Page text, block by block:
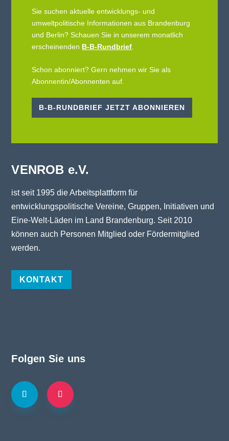
Sie suchen aktuelle entwicklungs- und
umweltpolitische Informationen aus Brandenburg
und Berlin? Schauen Sie in unserem monatlich
erscheinenden B-B-Rundbrief
Schon abonniert? Gern nehmen wir Sie als
Abonnentin/Abonnenten auf.
B-B-RUNDBRIEF JETZT ABONNIEREN
VENROB e.V.
ist seit 1995 die Arbeitsplattform für
entwicklungspolitische Vereine, Gruppen, Initiativen und
Eine-Welt-Läden im Land Brandenburg. Seit 2010
können auch Personen Mitglied oder Fördermitglied
werden.
KONTAKT
Folgen Sie uns